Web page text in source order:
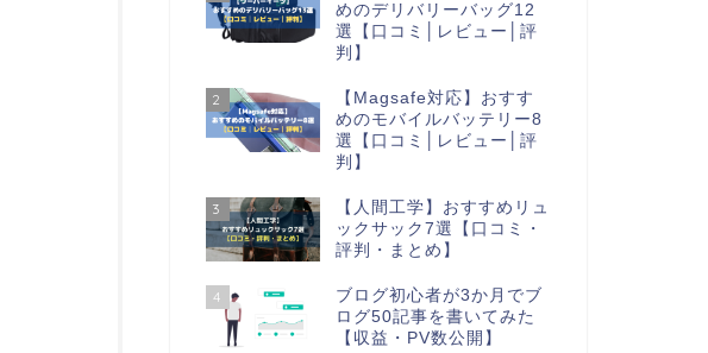
めのデリバリーバッグ12
選【口コミ│レビュー│評
判】
2
【Magsafe対応】おすす
めのモバイルバッテリー8
選【口コミ│レビュー│評
判】
3
【人間工学】おすすめリュ
ックサック7選【口コミ・
評判・まとめ】
4
ブログ初心者が3か月でブ
ログ50記事を書いてみた
【収益・PV数公開】